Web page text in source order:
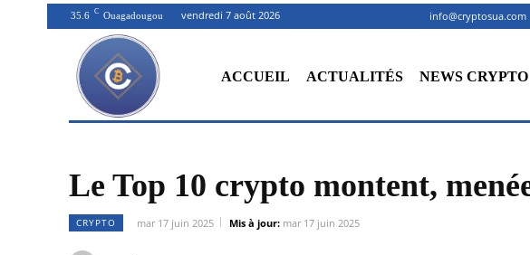
35.6 C Ouagadougou vendredi 7 août 2026 info@cryptosua.com
ACCUEIL ACTUALITÉS NEWS CRYPTO
Le Top 10 crypto montent,
CRYPTO mar 17 juin 2025 Mis à jour: mar 17 juin 2025